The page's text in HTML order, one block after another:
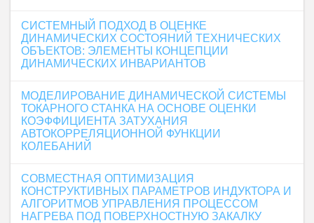
СИСТЕМНЫЙ ПОДХОД В ОЦЕНКЕ
ДИНАМИЧЕСКИХ СОСТОЯНИЙ ТЕХНИЧЕСКИХ
ОБЪЕКТОВ: ЭЛЕМЕНТЫ КОНЦЕПЦИИ
ДИНАМИЧЕСКИХ ИНВАРИАНТОВ
МОДЕЛИРОВАНИЕ ДИНАМИЧЕСКОЙ СИСТЕМЫ
ТОКАРНОГО СТАНКА НА ОСНОВЕ ОЦЕНКИ
КОЭФФИЦИЕНТА ЗАТУХАНИЯ
АВТОКОРРЕЛЯЦИОННОЙ ФУНКЦИИ
КОЛЕБАНИЙ
СОВМЕСТНАЯ ОПТИМИЗАЦИЯ
КОНСТРУКТИВНЫХ ПАРАМЕТРОВ ИНДУКТОРА И
АЛГОРИТМОВ УПРАВЛЕНИЯ ПРОЦЕССОМ
НАГРЕВА ПОД ПОВЕРХНОСТНУЮ ЗАКАЛКУ